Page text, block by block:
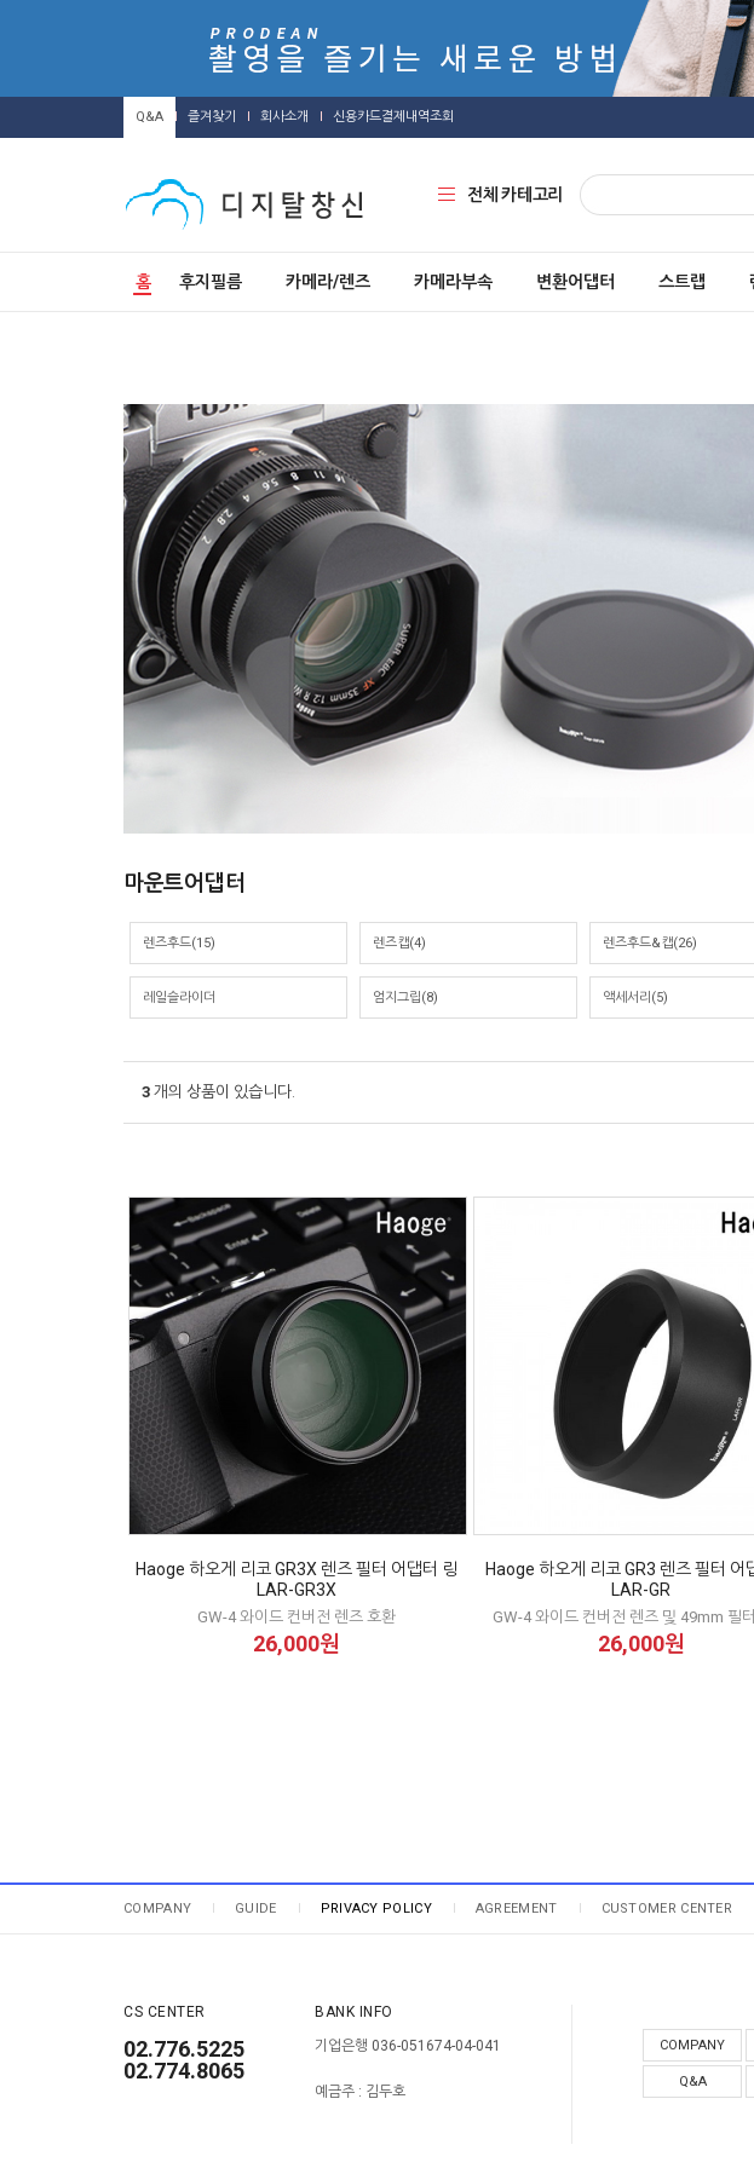
Q&A 즐겨찾기 회사소개 신용카드결제내역조회
전체 카테고리
홈 후지필름 카메라/렌즈 카메라부속 변환어댑터 스트랩
마운트어댑터
렌즈후드(15) 렌즈캡(4) 렌즈후드&캡(26)
레일슬라이더 엄지그립(8) 액세서리(5)
3 개의 상품이 있습니다.
Haoge 하오게 리코 GR3X 렌즈 필터 어댑터 링
LAR-GR3X
GW-4 와이드 컨버전 렌즈 호환
26,000원
Haoge 하오게 리코 GR3 렌즈 필터 어
LAR-GR
GW-4 와이드 컨버전 렌즈 및 49mm 필
26,000원
COMPANY GUIDE PRIVACY POLICY AGREEMENT CUSTOMER CENTER
CS CENTER
02.776.5225
02.774.8065
BANK INFO
기업은행 036-051674-04-041
예금주 : 김두호
COMPANY
Q&A